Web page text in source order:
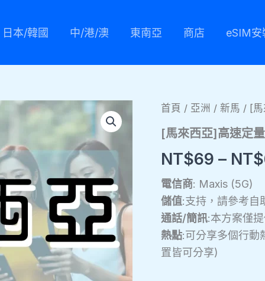
日本/韓國 中/港/澳 東南亞 商店 eSIM安
首頁 / 亞洲 / 新馬 / [馬
[馬來西亞]高速定
NT$69 – NT$
電信商: Maxis (5G)
儲值:支持，請參考自
通話/簡訊:本方案僅
熱點:可分享多個行動
置皆可分享)
[馬
西
亞]
高
速
定
量
型
eSIM
數
量